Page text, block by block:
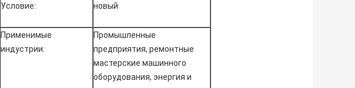
Условие: новый
Применимые
индустрии:
Промышленные
предприятия, ремонтные
мастерские машинного
оборудования, энергия и